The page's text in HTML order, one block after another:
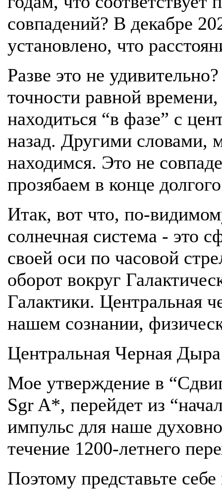
совпадений? В декабре
установлено, что
Разве это не
точности равной
находиться “в фазе” с
назад. Другими словами,
находимся. Это не
прозябаем в конце
Итак, вот что, по-
солнечная система - это
своей оси по часовой
оборот вокруг
Галактики. Центральная
нашем сознании,
Центральная Черная
Мое утверждение в
Sgr A*, перейдет из
импульс для наше
течение 1200-летнего
Поэтому представьте